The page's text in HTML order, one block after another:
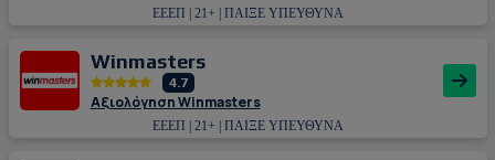
ΕΕΕΠ | 21+ | ΠΑΙΞΕ ΥΠΕΥΘΥΝΑ
Winmasters
4.7
Αξιολόγηση Winmasters
ΕΕΕΠ | 21+ | ΠΑΙΞΕ ΥΠΕΥΘΥΝΑ